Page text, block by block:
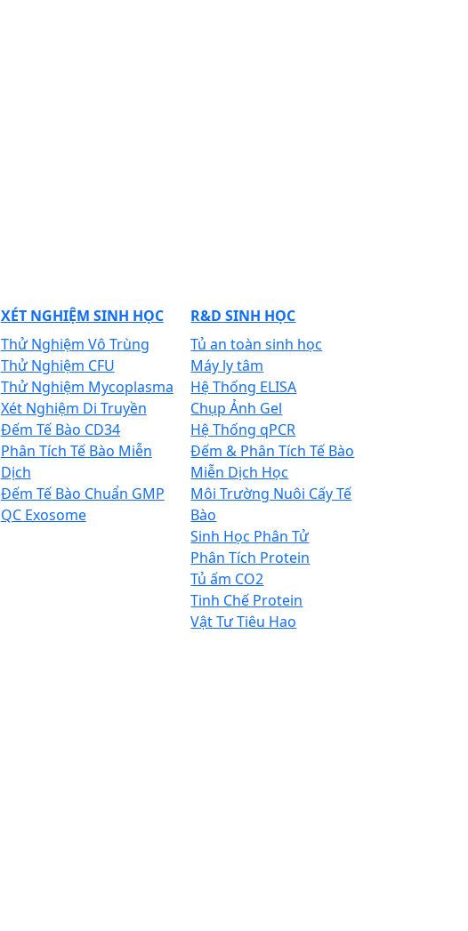
XÉT NGHIỆM SINH HỌC
Thử Nghiệm Vô Trùng
Thử Nghiệm CFU
Thử Nghiệm Mycoplasma
Xét Nghiệm Di Truyền
Đếm Tế Bào CD34
Phân Tích Tế Bào Miễn
Dịch
Đếm Tế Bào Chuẩn GMP
QC Exosome
R&D SINH HỌC
Tủ an toàn sinh học
Máy ly tâm
Hệ Thống ELISA
Chụp Ảnh Gel
Hệ Thống qPCR
Đếm & Phân Tích Tế Bào
Miễn Dịch Học
Môi Trường Nuôi Cấy Tế
Bào
Sinh Học Phân Tử
Phân Tích Protein
Tủ ấm CO2
Tinh Chế Protein
Vật Tư Tiêu Hao